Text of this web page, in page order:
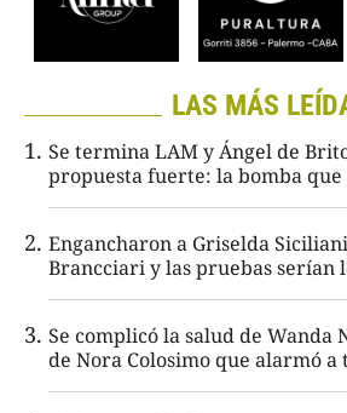
LAS MÁS
Se termina LAM y Ángel de
propuesta fuerte: la bomba que
Engancharon a Griselda
Brancciari y las pruebas serían
Se complicó la salud de Wanda
de Nora Colosimo que alarmó a